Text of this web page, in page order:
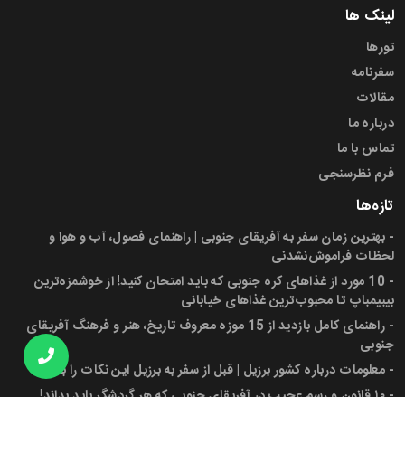
لینک ها
تورها
سفرنامه
مقالات
درباره ما
تماس با ما
فرم نظرسنجی
تازه‌ها
- بهترین زمان سفر به آفریقای جنوبی | راهنمای فصول، آب و هوا و
لحظات فراموش‌نشدنی
-
10 مورد از غذاهای کره جنوبی که باید امتحان کنید! از خوشمزه‌ترین
بیبیمباپ تا محبوب‌ترین غذاهای خیابانی
-
راهنمای کامل بازدید از 15 موزه معروف تاریخ، هنر و فرهنگ آفریقای
جنوبی
- معلومات درباره کشور برزیل | قبل از سفر به برزیل این نکات را بدانید!
-۱۰ قانون و رسم عجیب در آفریقای جنوبی که هر گردشگر باید بداند!